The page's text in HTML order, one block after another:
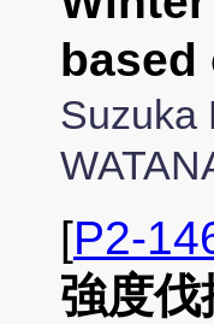
based
Suzuka
[P2-
強度